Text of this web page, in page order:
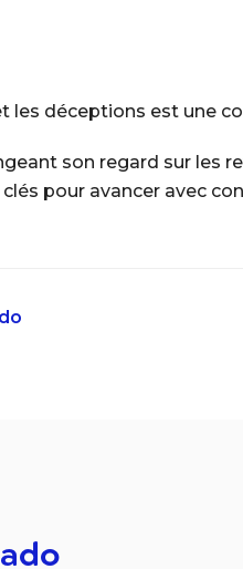
les déceptions est une
son regard sur
pour avancer avec